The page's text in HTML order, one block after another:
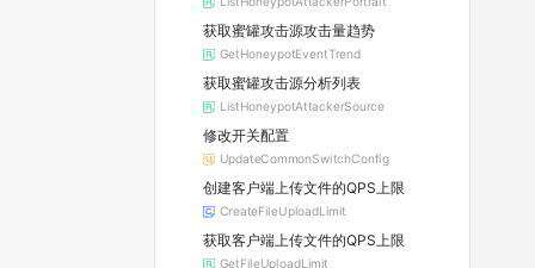
获取蜜罐攻击源攻击量趋势
GetHoneypotEventTrend
获取蜜罐攻击源分析列表
ListHoneypotAttackerSource
修改开关配置
UpdateCommonSwitchConfig
创建客户端上传文件的QPS上限
CreateFileUploadLimit
获取客户端上传文件的QPS上限
GetFileUploadLimit